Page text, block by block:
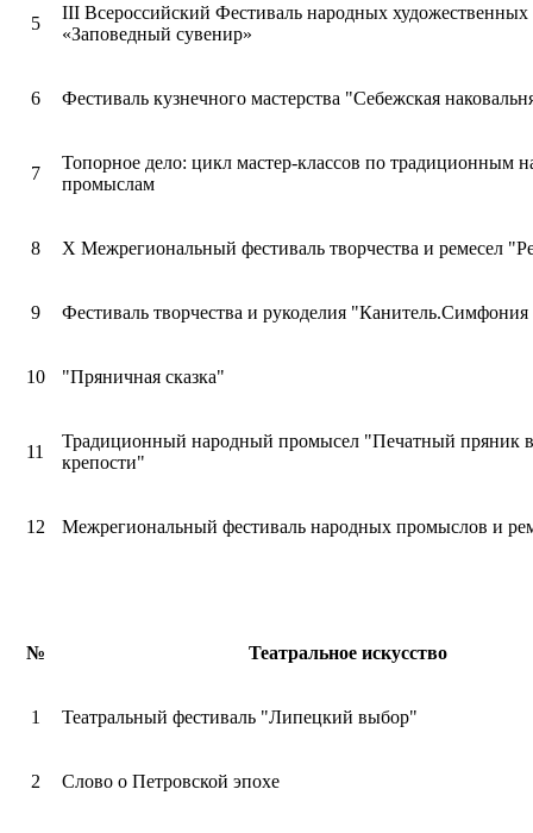
5
III Всероссийский Фестиваль народных
«Заповедный сувенир»
6 Фестиваль кузнечного мастерства "Себежская
7
Топорное дело: цикл мастер-классов по традиционным
промыслам
8 Х Межрегиональный фестиваль творчества и ремесел
9 Фестиваль творчества и рукоделия
10 "Пряничная сказка"
11
Традиционный народный промысел "Печатный пряник
крепости"
12 Межрегиональный фестиваль народных промыслов и
№ Театральное искусство
1 Театральный фестиваль "Липецкий выбор"
2 Слово о Петровской эпохе